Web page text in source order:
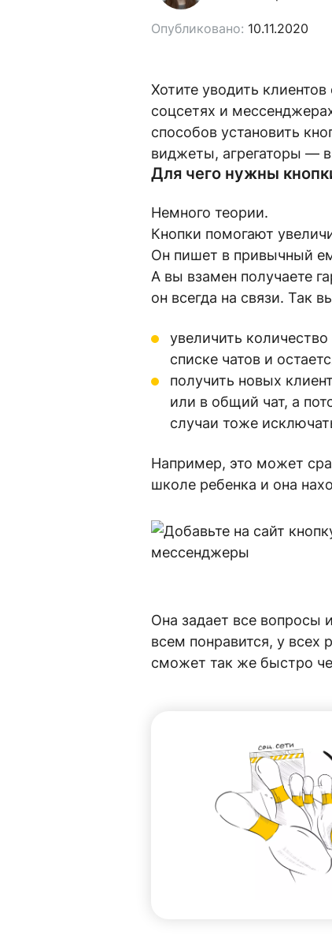
Опубликовано: 10.11.2020
Хотите уводить
соцсетях и
способов установить
виджеты, агрегаторы —
Для чего нужны
Немного теории.
Кнопки помогают
Он пишет в привычный
А вы взамен получаете
он всегда на связи. Так
увеличить
списке чатов и
получить новых
или в общий чат, а
случаи тоже
Например, это может
школе ребенка и она
Она задает все
всем понравится, у всех
сможет так же быстро